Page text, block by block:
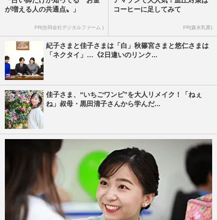
が増える人の共通点〟」
PR(合同会社デジタルファーム )
コーヒーに足してみて
PR(森永乳業)
紀子さまと佳子さまは「白」秋篠宮さまと悠仁さまは
「ネクタイ」…《2日違いのリンク...
佳子さま、“いちごワンピ”を大人リメイク！「ねぇ
ね」叔母・黒田清子さんから学んだ...